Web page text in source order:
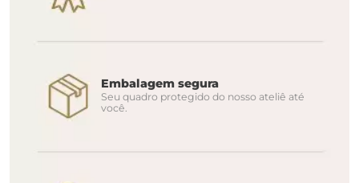
Embalagem segura
Seu quadro protegido do nosso ateliê até
você.